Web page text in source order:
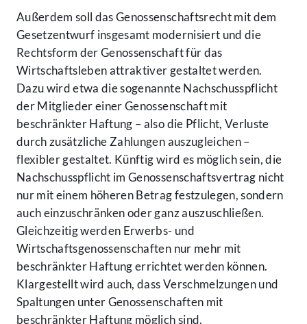
Außerdem soll das Genossenschaftsrecht mit dem
Gesetzentwurf insgesamt modernisiert und die
Rechtsform der Genossenschaft für das
Wirtschaftsleben attraktiver gestaltet werden.
Dazu wird etwa die sogenannte Nachschusspflicht
der Mitglieder einer Genossenschaft mit
beschränkter Haftung – also die Pflicht, Verluste
durch zusätzliche Zahlungen auszugleichen –
flexibler gestaltet. Künftig wird es möglich sein, die
Nachschusspflicht im Genossenschaftsvertrag nicht
nur mit einem höheren Betrag festzulegen, sondern
auch einzuschränken oder ganz auszuschließen.
Gleichzeitig werden Erwerbs- und
Wirtschaftsgenossenschaften nur mehr mit
beschränkter Haftung errichtet werden können.
Klargestellt wird auch, dass Verschmelzungen und
Spaltungen unter Genossenschaften mit
beschränkter Haftung möglich sind.